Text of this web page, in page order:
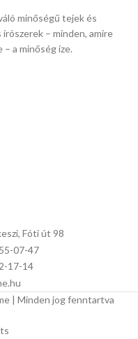
minőségű tejek és
– minden, amire
a minőség íze.
Fóti út 98
07-47
17-14
| Minden jog fenntartva